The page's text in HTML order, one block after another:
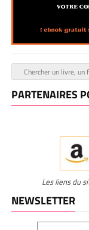
PARTENAIRES
Les liens du
NEWSLETTER